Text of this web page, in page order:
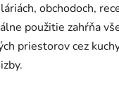
obchodoch,
použitie zahŕňa
priestorov cez